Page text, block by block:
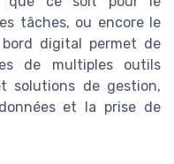
tâches, ou encore le
digital permet de
de multiples outils
solutions de gestion,
et la prise de